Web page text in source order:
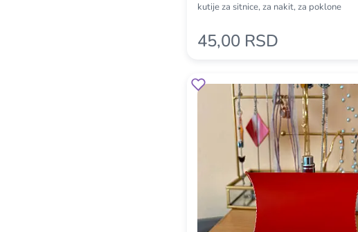
kutije za sitnice, za nakit, za poklone
45,00 RSD